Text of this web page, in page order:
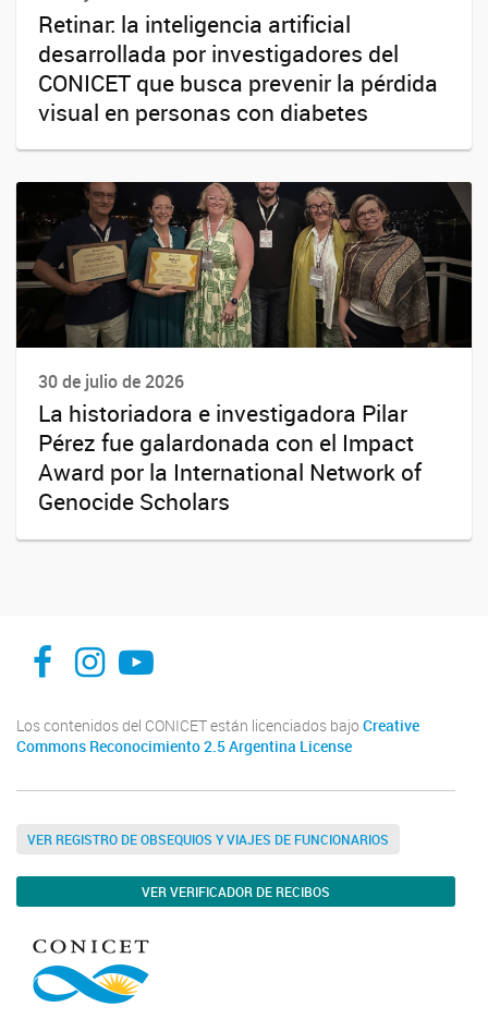
Retinar: la inteligencia artificial
desarrollada por investigadores del
CONICET que busca prevenir la pérdida
visual en personas con diabetes
30 de julio de 2026
La historiadora e investigadora Pilar
Pérez fue galardonada con el Impact
Award por la International Network of
Genocide Scholars
Facebook
Instagram
YouTube
Los contenidos del CONICET están licenciados bajo Creative
Commons Reconocimiento 2.5 Argentina License
VER REGISTRO DE OBSEQUIOS Y VIAJES DE FUNCIONARIOS
VER VERIFICADOR DE RECIBOS